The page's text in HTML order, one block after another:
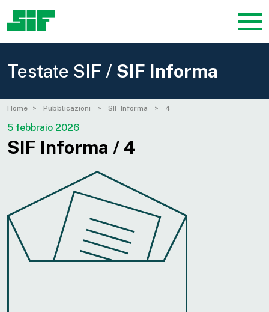
Testate SIF / SIF Informa
Home Pubblicazioni SIF Informa 4
5 febbraio 2026
SIF Informa / 4